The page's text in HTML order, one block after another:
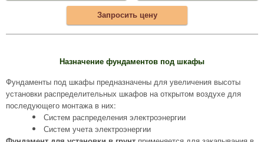
Запросить цену
Назначение фундаментов под шкафы
Фундаменты под шкафы предназначены для увеличения высоты
установки распределительных шкафов на открытом воздухе для
последующего монтажа в них:
Систем распределения электроэнергии
Систем учета электроэнергии